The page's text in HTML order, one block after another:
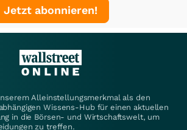
Jetzt abonnieren!
Alleinstellungsmerkmal als den
Wissens-Hub für einen aktuellen
in die Börsen- und Wirtschaftswelt, um
zu treffen.